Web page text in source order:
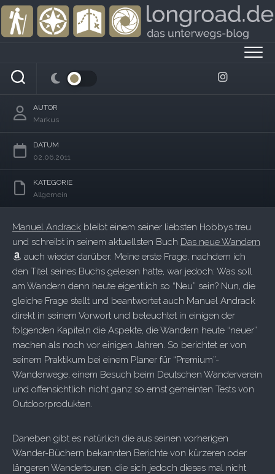
Skip
content
Glücksfaktor Wandern
AUTOR
Markus
DATUM
02.06.2011
KATEGORIE
Allgemein
Manuel Andrack bleibt einem seiner liebsten Hobbys treu
und schreibt in seinem aktuellsten Buch Das neue Wandern
auch wieder darüber. Meine erste Frage, nachdem ich
den Titel seines Buchs gelesen hatte, war jedoch: Was soll
am Wandern denn heute eigentlich so “Neu” sein? Nun, die
gleiche Frage stellt und beantwortet auch Manuel Andrack
direkt in seinem Vorwort und beleuchtet in einigen der
folgenden Kapiteln die Aspekte, die Wandern heute “neuer”
machen als noch vor einigen Jahren. So berichtet er von
seinem Praktikum bei einem Planer für “Premium”-
Wanderwege, einem Besuch beim Deutschen Wanderverein
und offensichtlich nicht ganz so ernst gemeinten Tests von
Outdoorprodukten.
Daneben gibt es natürlich die aus seinen vorherigen
Wander-Büchern bekannten Berichte von kürzeren oder
längeren Wandertouren, die sich jedoch dieses mal nicht